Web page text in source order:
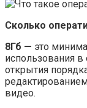
Сколько
8Гб — это
использования
открытия
видео.